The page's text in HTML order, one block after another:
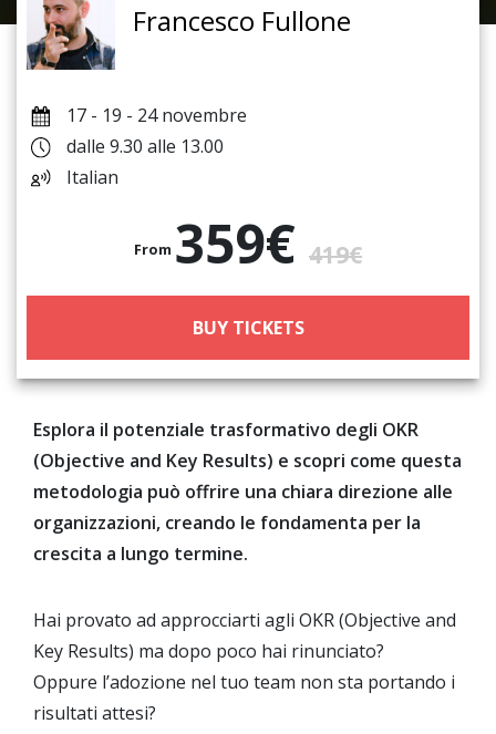
Esplora il potenziale trasformativo degli OKR
(Objective and Key Results) e scopri come questa
metodologia può offrire una chiara direzione alle
organizzazioni, creando le fondamenta per la
crescita a lungo termine.
Hai provato ad approcciarti agli OKR (Objective and
Key Results) ma dopo poco hai rinunciato?
Oppure l’adozione nel tuo team non sta portando i
risultati attesi?
Francesco Fullone
17 - 19 - 24 novembre
dalle 9.30 alle 13.00
Italian
From 359€ 419€
BUY TICKETS